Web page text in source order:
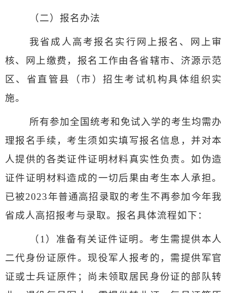
（二）报名办法
我省成人高考报名实行网上报名、网上审
核、网上缴费，报名工作由各省辖市、济源示范
区、省直管县（市）招生考试机构具体组织实
施。
所有参加全国统考和免试入学的考生均需办
理报名手续，考生须如实填写报名信息，并对本
人提供的各类证件证明材料真实性负责。如伪造
证件证明材料造成的一切后果由考生本人承担。
已被2023年普通高招录取的考生不再参加今年我
省成人高招报考与录取。报名具体流程如下：
（1 ） 准备有关证件证明。 考生需提供本人
二代身份证原件。现役军人报考的，需提供军官
证或士兵证原件；尚未领取居民身份证的部队转